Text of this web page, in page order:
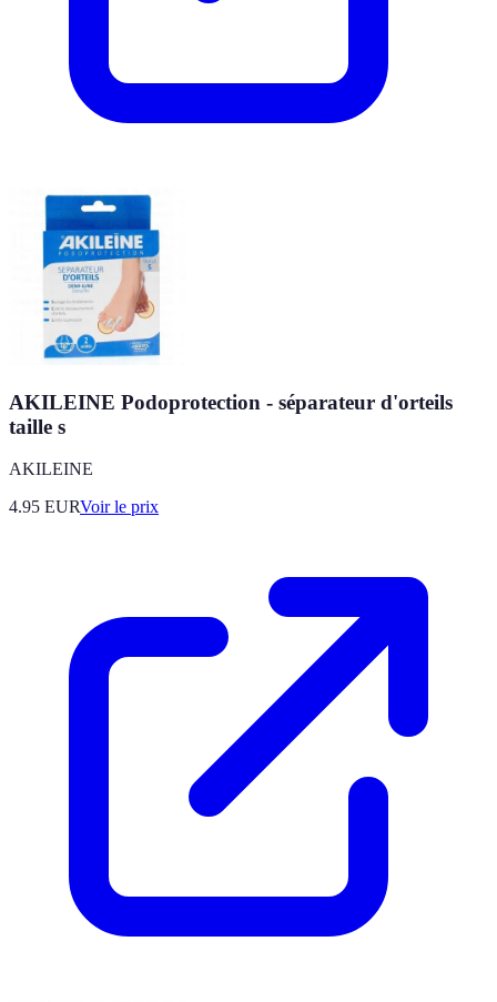
AKILEINE Podoprotection - séparateur d'orteils
taille s
AKILEINE
4.95 EURVoir le prix